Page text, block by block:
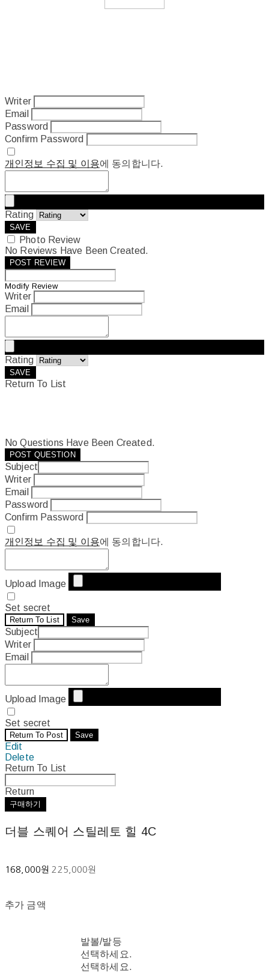
Writer
Email
Password
Confirm Password
개인정보 수집 및 이용에 동의합니다.
Rating
SAVE
Photo Review
No Reviews Have Been Created.
POST REVIEW
Modify Review
Writer
Email
Rating
SAVE
Return To List
No Questions Have Been Created.
POST QUESTION
Subject
Writer
Email
Password
Confirm Password
개인정보 수집 및 이용에 동의합니다.
Upload Image
Set secret
Return To List Save
Subject
Writer
Email
Upload Image
Set secret
Return To Post Save
Edit
Delete
Return To List
Return
구매하기
더블 스퀘어 스틸레토 힐 4C
168,000원 225,000원
추가 금액
발볼/발등
선택하세요.
선택하세요.